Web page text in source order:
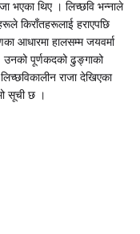
भएका थिए । लिच्छवि भन्नाले
किराँतहरूलाई हराएपछि
आधारमा हालसम्म जयवर्मा
उनको पूर्णकदको ढुङ्गाको
राजा देखिएका
सूची छ ।